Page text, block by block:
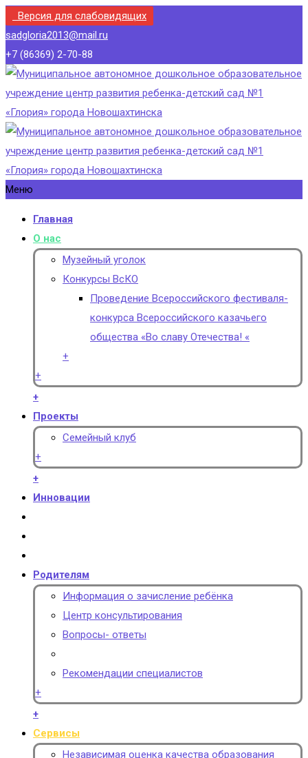
Версия для слабовидящих
sadgloria2013@mail.ru
+7 (86369) 2-70-88
Меню
Главная
О нас
Музейный уголок
Конкурсы ВсКО
Проведение Всероссийского фестиваля-
конкурса Всероссийского казачьего
общества «Во славу Отечества! «
+
+
+
Проекты
Семейный клуб
+
+
Инновации
Родителям
Информация о зачисление ребёнка
Центр консультирования
Вопросы- ответы
Рекомендации специалистов
+
+
Сервисы
Независимая оценка качества образования